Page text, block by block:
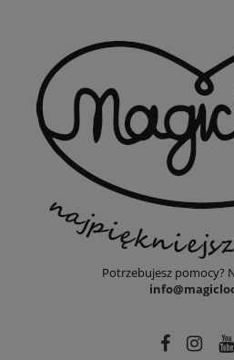
Potrzebujesz pomocy?